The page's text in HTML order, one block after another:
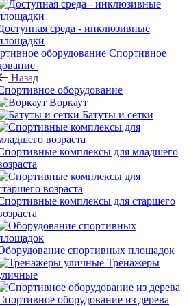
среда - инклюзивные
Спортивное
Назад
оборудование
Воркаут
Батуты и сетки
комплексы для младшего
комплексы для старшего
спортивных площадок
Тренажеры
оборудование из дерева